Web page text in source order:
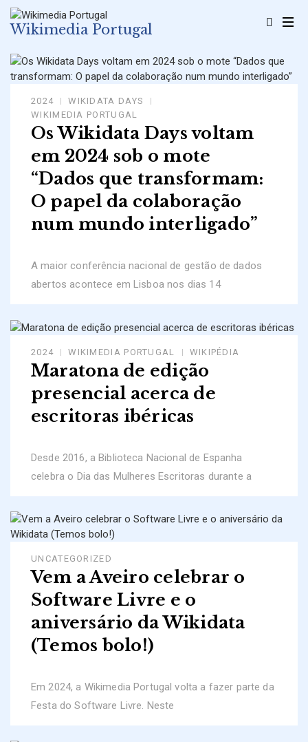
Skip
content
Wikimedia Portugal
2024
WIKIDATA DAYS
WIKIMEDIA PORTUGAL
Os Wikidata Days voltam
em 2024 sob o mote
“Dados que transformam:
O papel da colaboração
num mundo interligado”
A maior conferência nacional de gestão de dados
abertos acontece em Lisboa nos dias 14
2024 WIKIMEDIA PORTUGAL WIKIPÉDIA
Maratona de edição
presencial acerca de
escritoras ibéricas
Desde 2016, a Biblioteca Nacional de Espanha
celebra o Dia das Mulheres Escritoras durante a
UNCATEGORIZED
Vem a Aveiro celebrar o
Software Livre e o
aniversário da Wikidata
(Temos bolo!)
Em 2024, a Wikimedia Portugal volta a fazer parte da
Festa do Software Livre. Neste